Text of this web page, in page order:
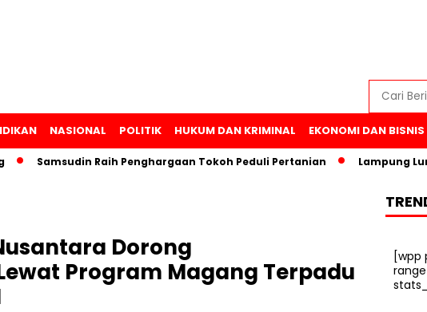
NASIONAL POLITIK HUKUM DAN KRIMINAL EKONOMI DAN BISNIS
Samsudin Raih Penghargaan Tokoh Peduli Pertanian Lampung
Dorong
Program Magang Terpadu
[wpp